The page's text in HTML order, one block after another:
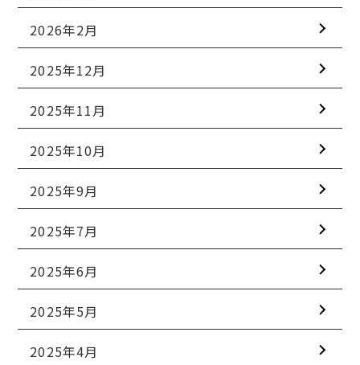
2026年2月
2025年12月
2025年11月
2025年10月
2025年9月
2025年7月
2025年6月
2025年5月
2025年4月